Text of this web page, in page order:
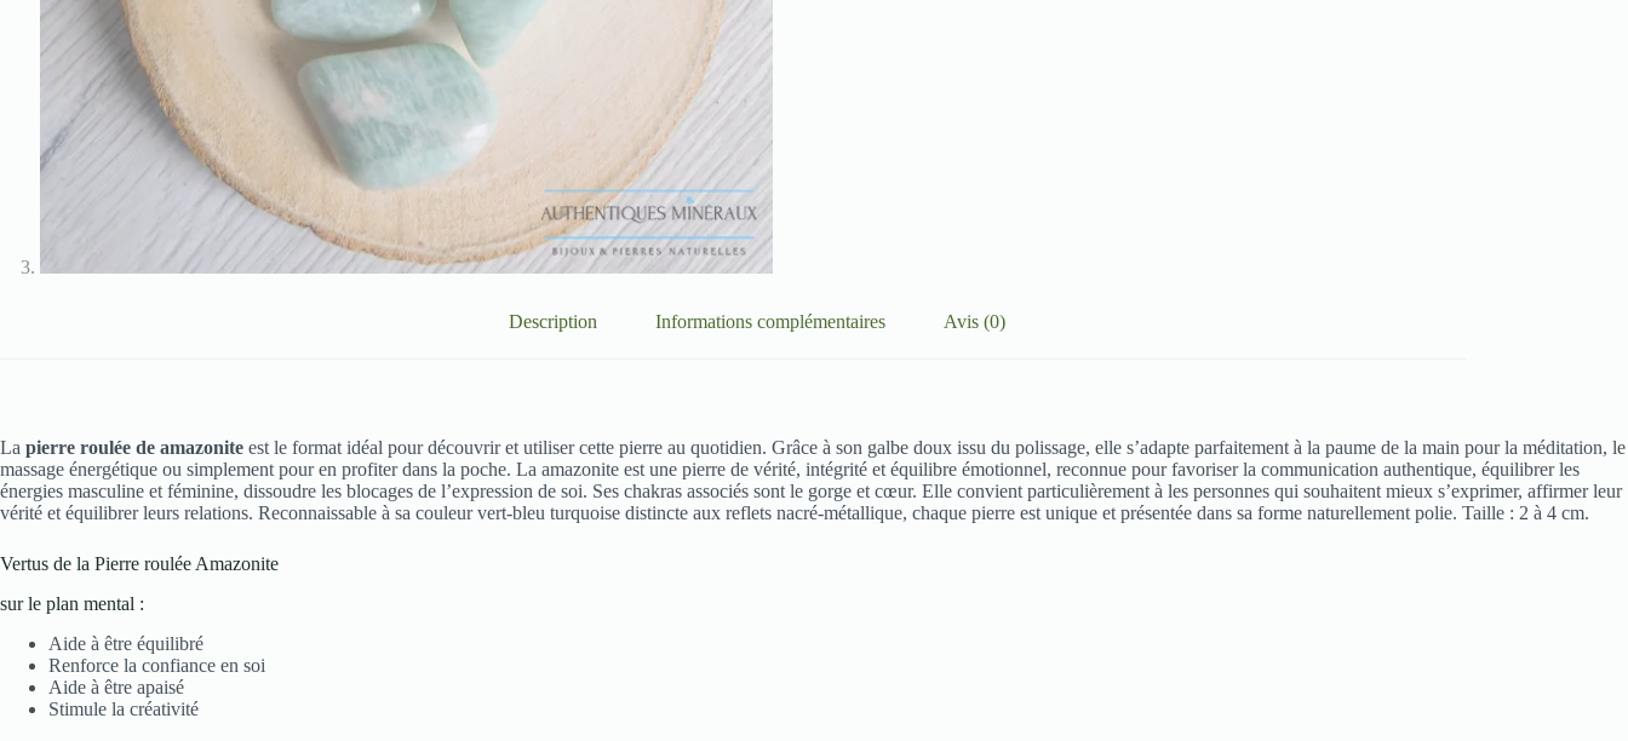
Description Informations complémentaires Avis (0)
La pierre roulée de amazonite est le format idéal pour découvrir et utiliser cette pierre au quotidien. Grâce à son galbe doux issu du polissage, elle s’adapte parfaitement à la paume de la main pour la méditation, le
massage énergétique ou simplement pour en profiter dans la poche. La amazonite est une pierre de vérité, intégrité et équilibre émotionnel, reconnue pour favoriser la communication authentique, équilibrer les
énergies masculine et féminine, dissoudre les blocages de l’expression de soi. Ses chakras associés sont le gorge et cœur. Elle convient particulièrement à les personnes qui souhaitent mieux s’exprimer, affirmer leur
vérité et équilibrer leurs relations. Reconnaissable à sa couleur vert-bleu turquoise distincte aux reflets nacré-métallique, chaque pierre est unique et présentée dans sa forme naturellement polie. Taille : 2 à 4 cm.
Vertus de la Pierre roulée Amazonite
sur le plan mental :
Aide à être équilibré
Renforce la confiance en soi
Aide à être apaisé
Stimule la créativité